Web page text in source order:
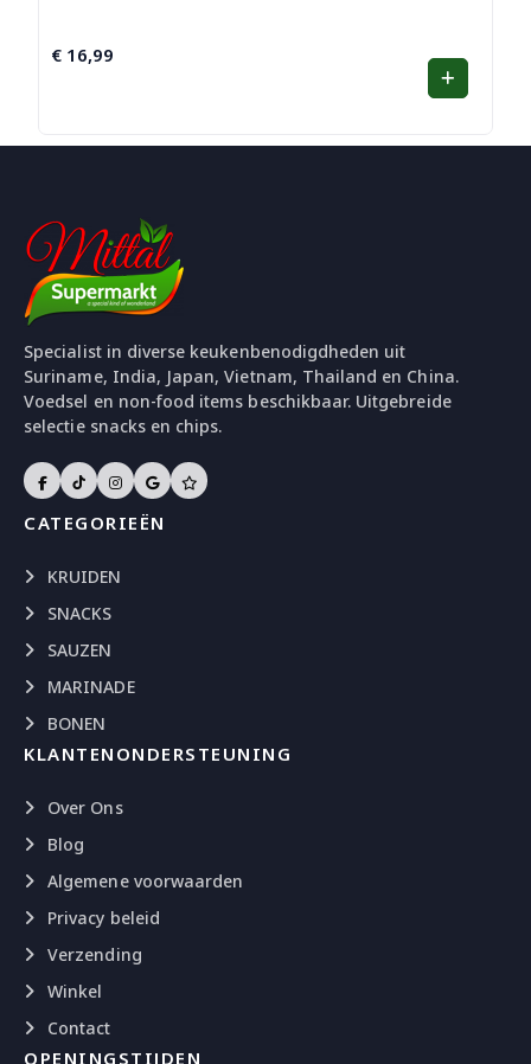
€ 16,99
Specialist in diverse keukenbenodigdheden uit
Suriname, India, Japan, Vietnam, Thailand en China.
Voedsel en non-food items beschikbaar. Uitgebreide
selectie snacks en chips.
CATEGORIEËN
KRUIDEN
SNACKS
SAUZEN
MARINADE
BONEN
KLANTENONDERSTEUNING
Over Ons
Blog
Algemene voorwaarden
Privacy beleid
Verzending
Winkel
Contact
OPENINGSTIJDEN